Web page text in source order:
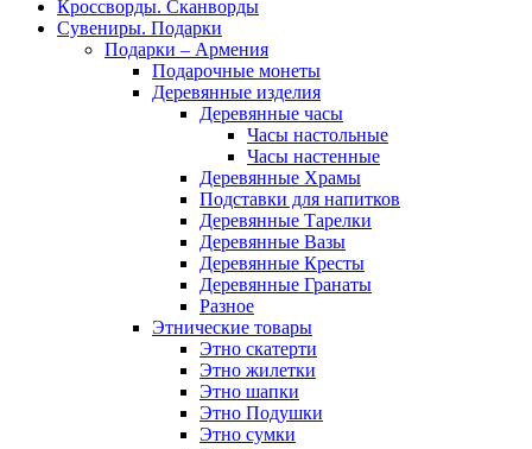
Кроссворды. Сканворды
Сувениры. Подарки
Подарки – Армения
Подарочные монеты
Деревянные изделия
Деревянные часы
Часы настольные
Часы настенные
Деревянные Храмы
Подставки для напитков
Деревянные Тарелки
Деревянные Вазы
Деревянные Кресты
Деревянные Гранаты
Разное
Этнические товары
Этно скатерти
Этно жилетки
Этно шапки
Этно Подушки
Этно сумки